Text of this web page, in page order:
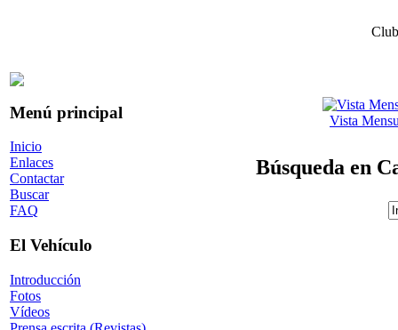
Menú principal
Inicio
Enlaces
Contactar
Buscar
FAQ
El Vehículo
Introducción
Fotos
Vídeos
Vista
Búsqueda en